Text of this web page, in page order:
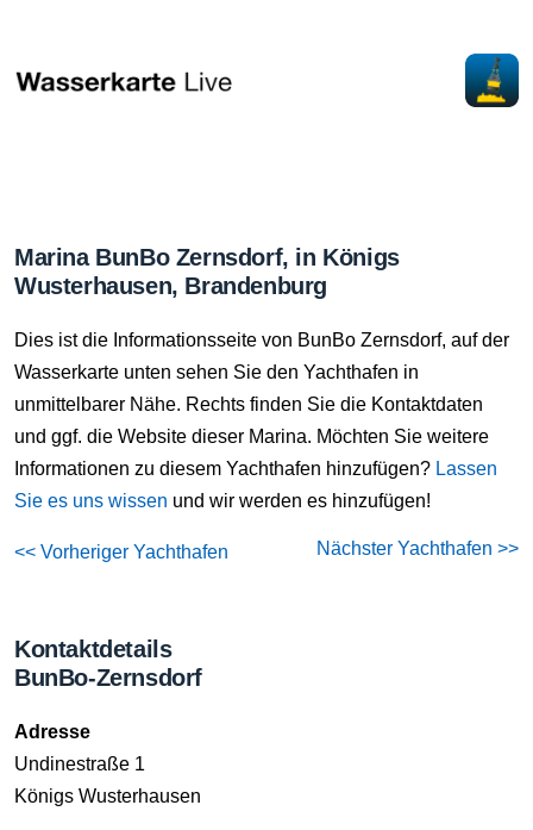
Marina BunBo Zernsdorf, in Königs
Wusterhausen, Brandenburg
Dies ist die Informationsseite von BunBo Zernsdorf, auf der
Wasserkarte unten sehen Sie den Yachthafen in
unmittelbarer Nähe. Rechts finden Sie die Kontaktdaten
und ggf. die Website dieser Marina. Möchten Sie weitere
Informationen zu diesem Yachthafen hinzufügen? Lassen
Sie es uns wissen und wir werden es hinzufügen!
<< Vorheriger Yachthafen Nächster Yachthafen >>
Kontaktdetails
BunBo-Zernsdorf
Adresse
Undinestraße 1
Königs Wusterhausen